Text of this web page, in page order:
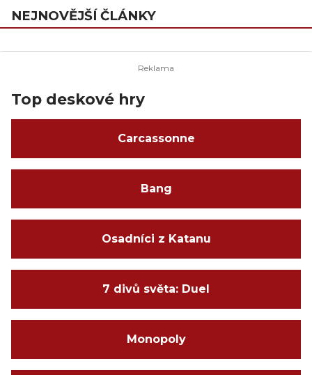
NEJNOVĚJŠÍ ČLÁNKY
Top deskové hry
Carcassonne
Bang
Osadníci z Katanu
7 divů světa: Duel
Monopoly